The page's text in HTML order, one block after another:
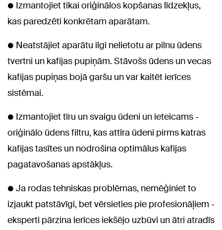
● Izmantojiet tikai oriģinālos kopšanas līdzekļus,
kas paredzēti konkrētam aparātam.
● Neatstājiet aparātu ilgi nelietotu ar pilnu ūdens
tvertni un kafijas pupiņām. Stāvošs ūdens un vecas
kafijas pupiņas bojā garšu un var kaitēt ierīces
sistēmai.
● Izmantojiet tīru un svaigu ūdeni un ieteicams -
oriģinālo ūdens filtru, kas attīra ūdeni pirms katras
kafijas tasītes un nodrošina optimālus kafijas
pagatavošanas apstākļus.
● Ja rodas tehniskas problēmas, nemēģiniet to
izjaukt patstāvīgi, bet vērsieties pie profesionāļiem -
eksperti pārzina ierīces iekšējo uzbūvi un ātri atradīs